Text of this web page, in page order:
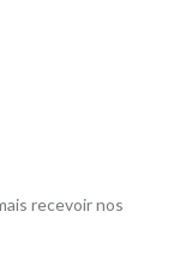
recevoir nos